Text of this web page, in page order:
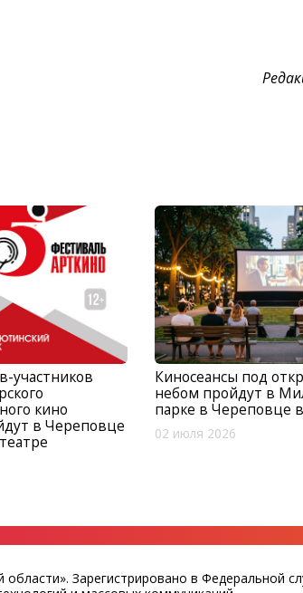
участников
кино
в Череповце
Киносеансы под
небом пройдут в
парке в Череповце
02 июля 2026
Зарегистрировано в Федеральной